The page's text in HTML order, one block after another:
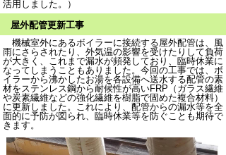
活用しました。）
屋外配管更新工事
機械室外にあるボイラーに接続する屋外配管は、風
雨にさらされたり、外気温の影響を受けたりして負荷
が大きく、これまで漏水が頻発しており、臨時休業に
なってしまうこともありました。今回の工事では、ボ
イラーから沸かしたお湯を各設備へ送水する配管の素
材をステンレス鋼から耐候性が高いFRP （ガラス繊維
や炭素繊維などの強化繊維を樹脂で固めた複合材料）
に更新しました。これにより、配管からの漏水等を全
面的に予防が図られ、臨時休業等を防ぐことも期待で
きます。